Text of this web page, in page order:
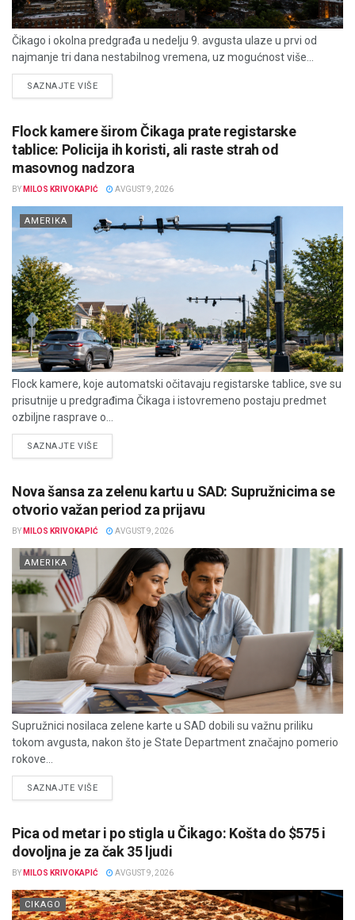
Čikago i okolna predgrađa u nedelju 9. avgusta ulaze u prvi od
najmanje tri dana nestabilnog vremena, uz mogućnost više...
SAZNAJTE VIŠEDETAILS
Flock kamere širom Čikaga prate registarske
tablice: Policija ih koristi, ali raste strah od
masovnog nadzora
BY MILOS KRIVOKAPIĆ AVGUST 9, 2026
AMERIKA
Flock kamere, koje automatski očitavaju registarske tablice, sve su
prisutnije u predgrađima Čikaga i istovremeno postaju predmet
ozbiljne rasprave o...
SAZNAJTE VIŠEDETAILS
Nova šansa za zelenu kartu u SAD: Supružnicima se
otvorio važan period za prijavu
BY MILOS KRIVOKAPIĆ AVGUST 9, 2026
AMERIKA
Supružnici nosilaca zelene karte u SAD dobili su važnu priliku
tokom avgusta, nakon što je State Department značajno pomerio
rokove...
SAZNAJTE VIŠEDETAILS
Pica od metar i po stigla u Čikago: Košta do $575 i
dovoljna je za čak 35 ljudi
BY MILOS KRIVOKAPIĆ AVGUST 9, 2026
CIKAGO